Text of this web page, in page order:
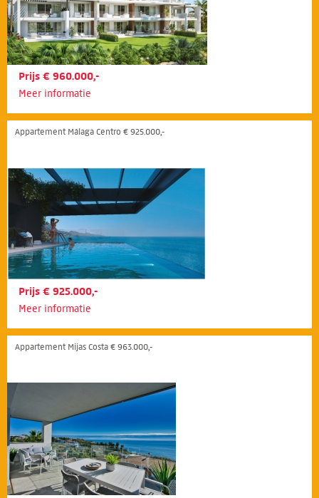
Prijs € 960.000,-
Meer informatie
Appartement Málaga Centro € 925.000,-
Prijs € 925.000,-
Meer informatie
Appartement Mijas Costa € 963.000,-